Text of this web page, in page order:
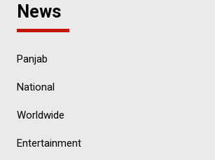
News
Panjab
National
Worldwide
Entertainment